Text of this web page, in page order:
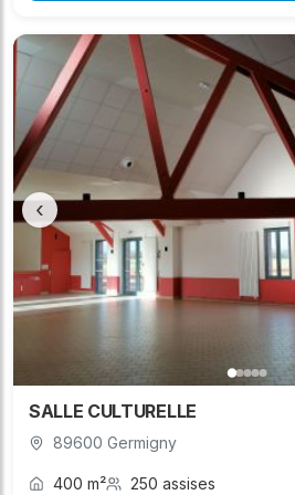
‹
SALLE CULTURELLE
89600 Germigny
400 m² 250 assises